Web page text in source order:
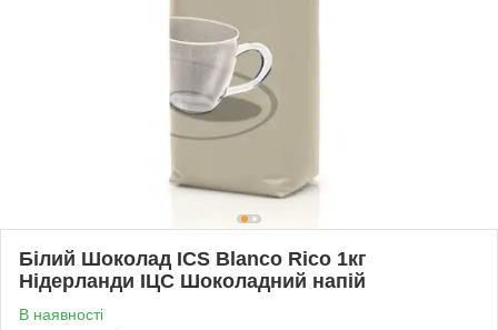
Білий Шоколад ICS Blanco Rico 1кг
Нідерланди ІЦС Шоколадний напій
В наявності